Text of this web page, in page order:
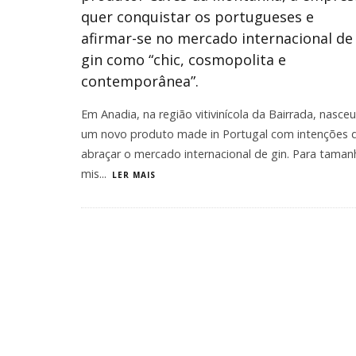
quer conquistar os portugueses e
afirmar-se no mercado internacional de
gin como “chic, cosmopolita e
contemporânea”.
Em Anadia, na região vitivinícola da Bairrada, nasceu
um novo produto made in Portugal com intenções
abraçar o mercado internacional de gin. Para
mis... LER MAIS